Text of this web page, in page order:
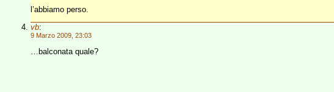
l’abbiamo perso.
vb:
9 Marzo 2009, 23:03
…balconata quale?